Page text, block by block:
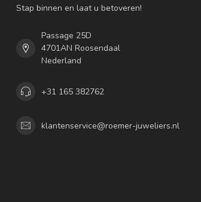
Stap binnen en laat u betoveren!
Passage 25D
4701AN Roosendaal
Nederland
+31 165 382762
klantenservice@roemer-juweliers.nl